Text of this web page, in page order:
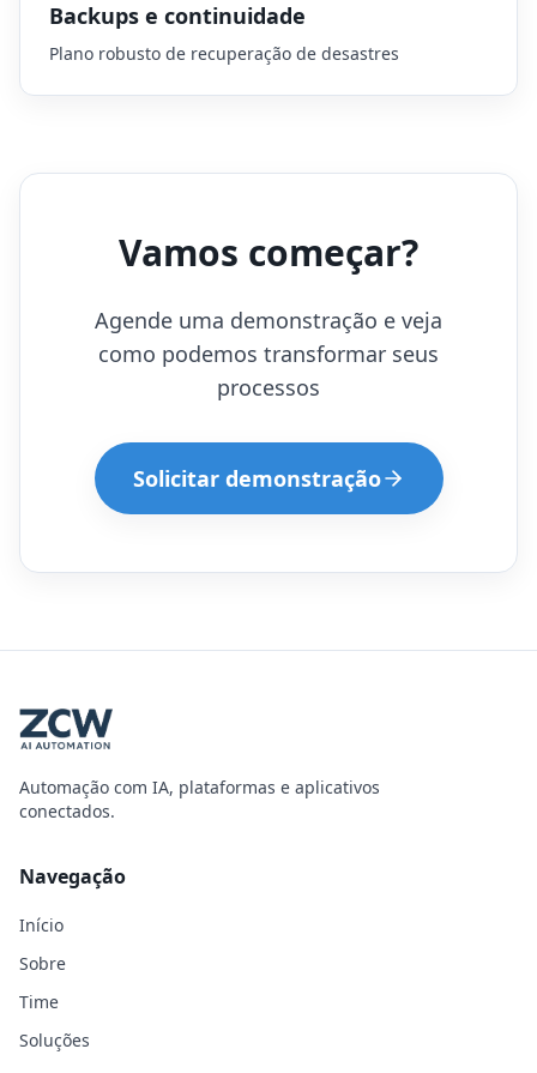
Backups e continuidade
Plano robusto de recuperação de desastres
Vamos começar?
Agende uma demonstração e veja
como podemos transformar seus
processos
Solicitar demonstração
Automação com IA, plataformas e aplicativos
conectados.
Navegação
Início
Sobre
Time
Soluções